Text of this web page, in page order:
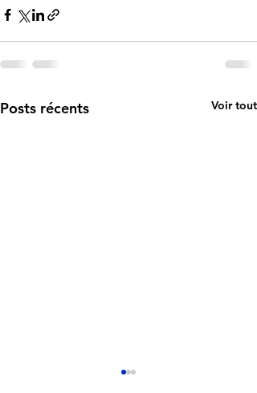
Posts récents Voir tout